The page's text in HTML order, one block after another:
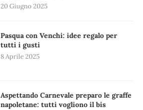
20 Giugno 2025
Pasqua con Venchi: idee regalo per
tutti i gusti
8 Aprile 2025
Aspettando Carnevale preparo le graffe
napoletane: tutti vogliono il bis